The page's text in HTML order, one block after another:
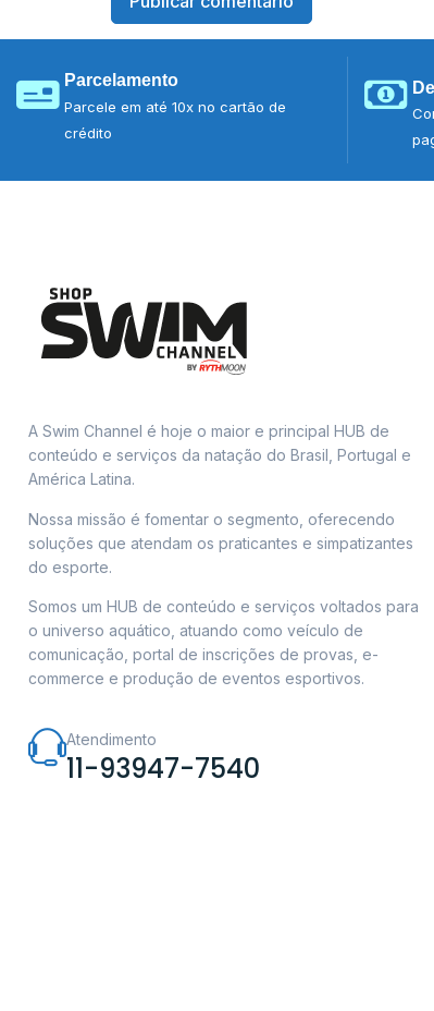
Parcelamento
Parcele em até 10x no cartão de
crédito
A Swim Channel é hoje o maior e principal HUB de
conteúdo e serviços da natação do Brasil, Portugal e
América Latina.
Nossa missão é fomentar o segmento, oferecendo
soluções que atendam os praticantes e simpatizantes
do esporte.
Somos um HUB de conteúdo e serviços voltados para
o universo aquático, atuando como veículo de
comunicação, portal de inscrições de provas, e-
commerce e produção de eventos esportivos.
Atendimento
11-93947-7540